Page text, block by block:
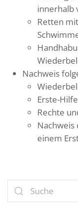
innerhalb
Retten
Nachweis
Erste-
Rechte
einem